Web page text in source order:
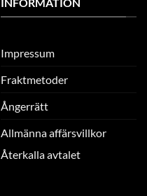
Impressum
Fraktmetoder
Ångerrätt
Allmänna affärsvillkor
Återkalla avtalet